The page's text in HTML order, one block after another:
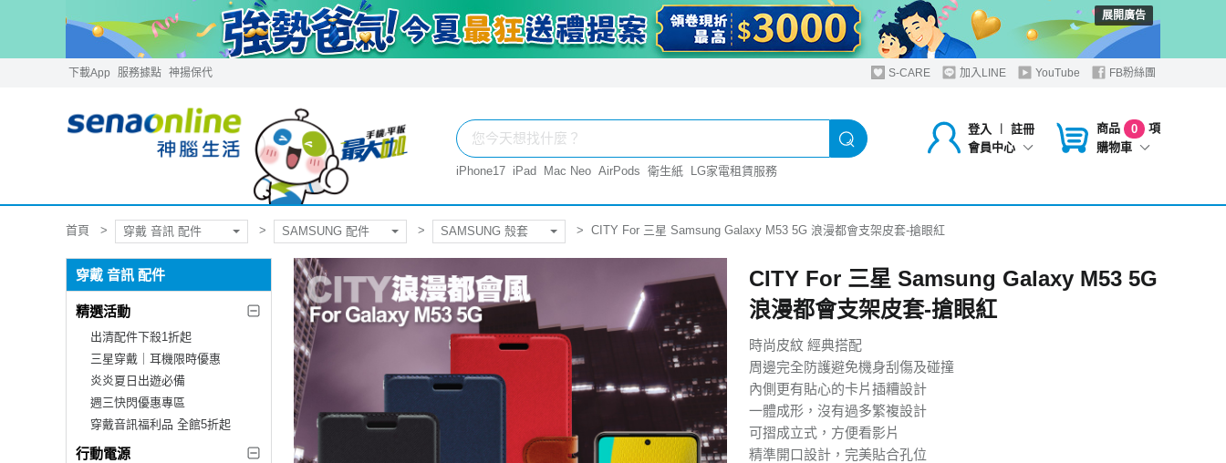
展開廣告
下載App 服務據點 神揚保代 S-CARE 加入LINE YouTube FB粉絲團
登入 ︱
註冊
會員中心
商品 0
項
購物車
iPhone17 iPad Mac Neo AirPods 衛生紙 LG家電租賃服務
首頁 穿戴 音訊 配件 SAMSUNG 配件 SAMSUNG 殼套 CITY For 三星 Samsung Galaxy M53 5G 浪漫都會支架皮套-搶眼紅
穿戴 音訊 配件
精選活動
出清配件下殺1折起
三星穿戴｜耳機限時優惠
炎炎夏日出遊必備
週三快閃優惠專區
穿戴音訊福利品 全館5折起
行動電源
CITY For 三星 Samsung Galaxy M53 5G
浪漫都會支架皮套-搶眼紅
時尚皮紋 經典搭配
周邊完全防護避免機身刮傷及碰撞
內側更有貼心的卡片插糟設計
一體成形，沒有過多繁複設計
可摺成立式，方便看影片
精準開口設計，完美貼合孔位